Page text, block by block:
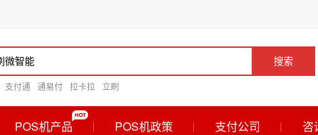
搜索
支付通 通易付 拉卡拉 立刷
POS机产品 POS机政策 支付公司 咨